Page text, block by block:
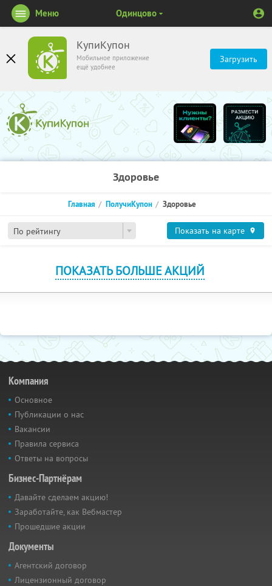
КупиКупон
Мобильное приложение
ещё удобнее
Загрузить
Меню Одинцово
Здоровье
По рейтингу
Главная ПолучиКупон Здоровье
Показать на карте
ПОКАЗАТЬ БОЛЬШЕ АКЦИЙ
Компания
Основное
Публикации о нас
Вакансии
Правила сервиса
Ответы на вопросы
Бизнес-Партнёрам
Давайте сделаем акцию!
Заработайте, как Вебмастер
Прошедшие акции
Документы
Агентский договор
Лицензионный договор